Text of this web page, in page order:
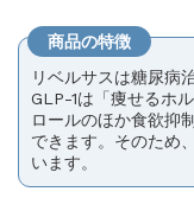
商品の特徴
リベルサスは糖尿病
GLP-1は「痩せるホ
ロールのほか食欲抑
できます。そのため
います。